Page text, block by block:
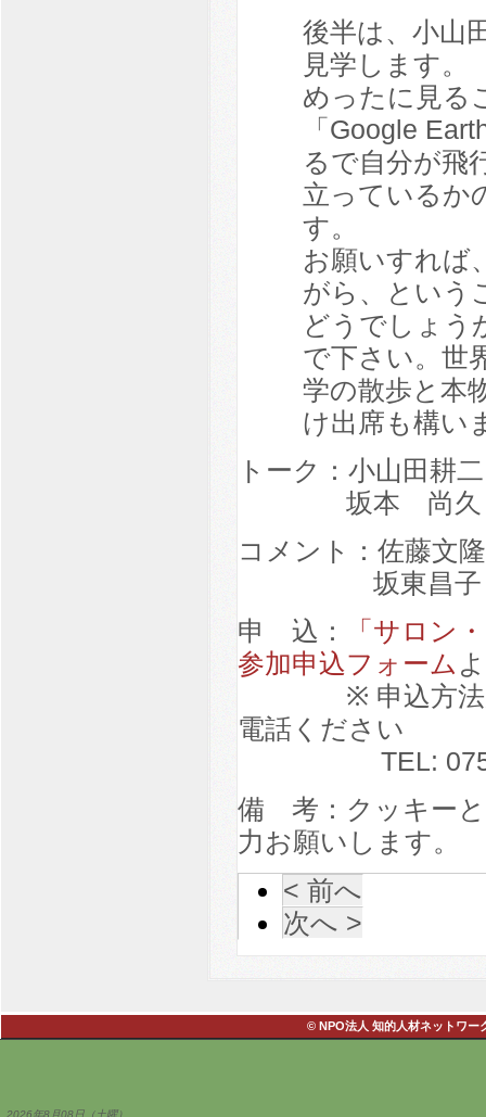
後半は、小山
見学します。
めったに見る
「Google
るで自分が飛
立っているか
す。
お願いすれば
がら、という
どうでしょう
で下さい。世
学の散歩と本
け出席も構い
トーク：小山田耕
坂本 尚久（京
コメント：佐藤文
坂東昌子（
申 込：
「サロン
参加申込フォーム
※ 申込方法が分
電話ください
TEL: 075-762-
備 考：クッキーと
力お願いします。
< 前へ
次へ >
© NPO法人 知的人材ネットワ
2026年8月08日（土曜）